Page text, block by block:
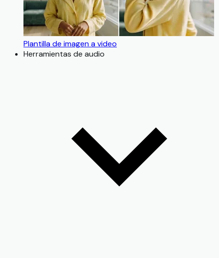
Plantilla de imagen a video
Herramientas de audio